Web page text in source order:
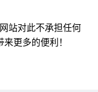
站对此不承担任何
更多的便利！